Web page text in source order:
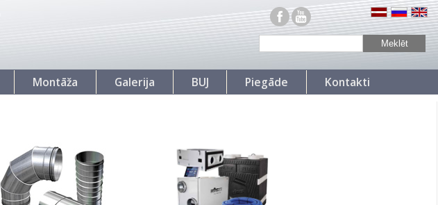
Kontakti
Piegāde
BUJ
Galerija
Montāža